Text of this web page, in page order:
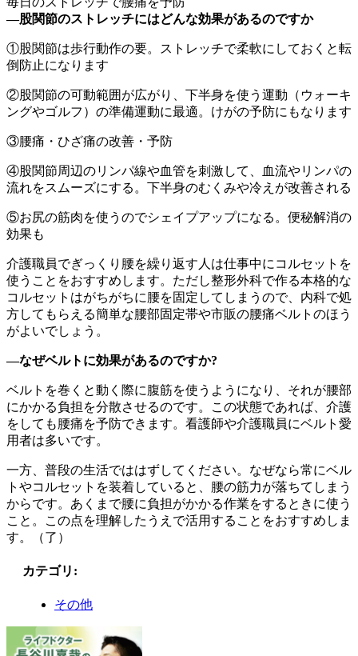
―股関節のストレッチにはどんな効果があるのですか
①股関節は歩行動作の要。ストレッチで柔軟にしておくと転
倒防止になります
②股関節の可動範囲が広がり、下半身を使う運動（ウォーキ
ングやゴルフ）の準備運動に最適。けがの予防にもなります
③腰痛・ひざ痛の改善・予防
④股関節周辺のリンパ線や血管を刺激して、血流やリンパの
流れをスムーズにする。下半身のむくみや冷えが改善される
⑤お尻の筋肉を使うのでシェイプアップになる。便秘解消の
効果も
介護職員でぎっくり腰を繰り返す人は仕事中にコルセットを
使うことをおすすめします。ただし整形外科で作る本格的な
コルセットはがちがちに腰を固定してしまうので、内科で処
方してもらえる簡単な腰部固定帯や市販の腰痛ベルトのほう
がよいでしょう。
―なぜベルトに効果があるのですか?
ベルトを巻くと動く際に腹筋を使うようになり、それが腰部
にかかる負担を分散させるのです。この状態であれば、介護
をしても腰痛を予防できます。看護師や介護職員にベルト愛
用者は多いです。
一方、普段の生活でははずしてください。なぜなら常にベル
トやコルセットを装着していると、腰の筋力が落ちてしまう
からです。あくまで腰に負担がかかる作業をするときに使う
こと。この点を理解したうえで活用することをおすすめしま
す。（了）
カテゴリ :
その他